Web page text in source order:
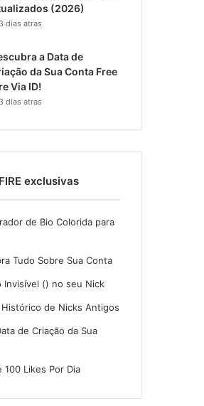
(2026)
3 dias atras
a Data de
da Sua Conta Free
Via ID!
3 dias atras
exclusivas
de Bio Colorida para
Tudo Sobre Sua Conta
Invisível (ㅤ) no seu Nick
Histórico de Nicks Antigos
de Criação da Sua
100 Likes Por Dia